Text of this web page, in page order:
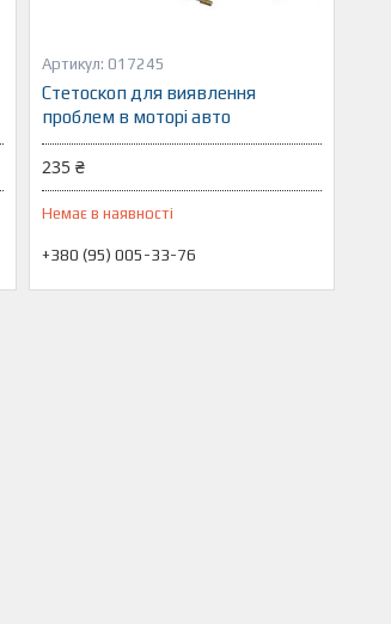
017245
Стетоскоп для виявлення
проблем в моторі авто
235 ₴
Немає в наявності
+380 (95) 005-33-76